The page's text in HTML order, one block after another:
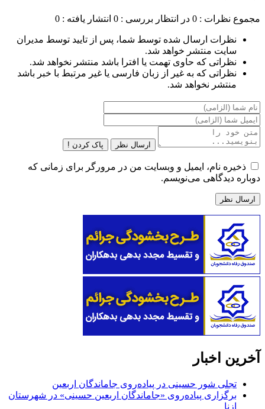
مجموع نظرات : 0 در انتظار بررسی : 0 انتشار یافته : 0
نظرات ارسال شده توسط شما، پس از تایید توسط مدیران
سایت منتشر خواهد شد.
نظراتی که حاوی تهمت یا افترا باشد منتشر نخواهد شد.
نظراتی که به غیر از زبان فارسی یا غیر مرتبط با خبر باشد
منتشر نخواهد شد.
ارسال نظر پاک کردن !
ذخیره نام، ایمیل و وبسایت من در مرورگر برای زمانی که
دوباره دیدگاهی می‌نویسم.
آخرین اخبار
تجلی شور حسینی در پیاده‌روی جاماندگان اربعین
برگزاری پیاده‌روی «جاماندگان اربعین حسینی» در شهرستان
ازنا